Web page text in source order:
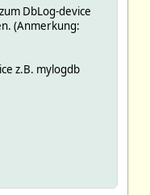
DbLog-device
(Anmerkung:
z.B. mylogdb